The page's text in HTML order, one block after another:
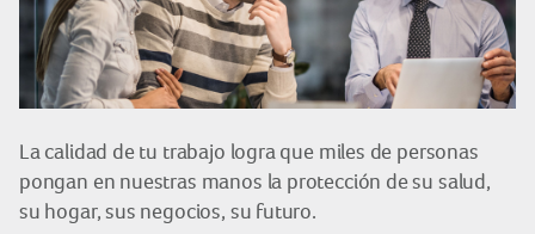
La calidad de tu trabajo logra que miles de personas
pongan en nuestras manos la protección de su salud,
su hogar, sus negocios, su futuro.